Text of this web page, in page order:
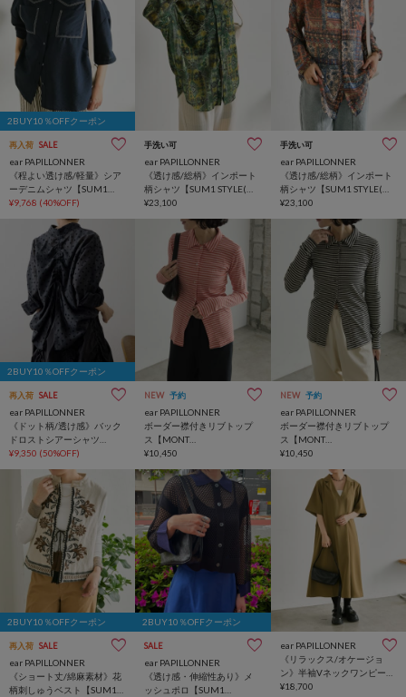
2BUY10％OFFクーポン
再入荷 SALE
ear PAPILLONNER
《程よい透け感/軽量》シア
ーデニムシャツ【SUM1
STYLE(スミスタイル)】
¥9,768 (40%OFF)
手洗い可
ear PAPILLONNER
《透け感/総柄》インポート
柄シャツ【SUM1 STYLE(ス
ミスタイル)】
¥23,100
手洗い可
ear PAPILLONNER
《透け感/総柄》インポート
柄シャツ【SUM1 STYLE(ス
ミスタイル)】
¥23,100
2BUY10％OFFクーポン
再入荷 SALE
ear PAPILLONNER
《ドット柄/透け感》バック
ドロストシアーシャツ
【SUM1 STYLE(スミスタイ
¥9,350 (50%OFF)
NEW 予約
ear PAPILLONNER
ボーダー襟付きリブトップ
ス【MONT
KEMMEL×SUM1 STYLE(モ
¥10,450
NEW 予約
ear PAPILLONNER
ボーダー襟付きリブトップ
ス【MONT
KEMMEL×SUM1 STYLE(モ
¥10,450
2BUY10％OFFクーポン
再入荷 SALE
ear PAPILLONNER
《ショート丈/綿麻素材》花
柄刺しゅうベスト【SUM1
2BUY10％OFFクーポン
SALE
ear PAPILLONNER
《透け感・伸縮性あり》メ
ッシュポロ【SUM1
ear PAPILLONNER
《リラックス/オケージョ
ン》半袖Vネックワンピース
【SUM1 STYLE(スミスタイ
¥18,700